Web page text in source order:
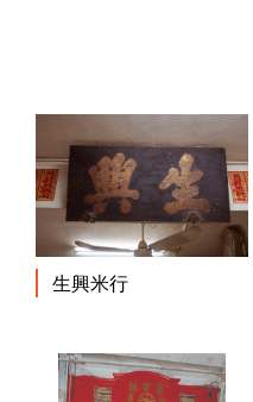
生興米行